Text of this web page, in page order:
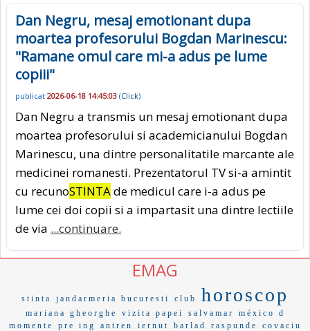
Dan Negru, mesaj emotionant dupa
moartea profesorului Bogdan Marinescu:
"Ramane omul care mi-a adus pe lume
copiii"
publicat 2026-06-18 14:45:03 (Click)
Dan Negru a transmis un mesaj emotionant dupa
moartea profesorului si academicianului Bogdan
Marinescu, una dintre personalitatile marcante ale
medicinei romanesti. Prezentatorul TV si-a amintit
cu recunoSTINTAde medicul care i-a adus pe
lume cei doi copii si a impartasit una dintre lectiile
de via ...continuare.
EMAG
stinta jandarmeria bucuresti club horoscop
mariana gheorghe vizita papei salvamar
méxico d
momente
pre ing antren iernut barlad raspunde covaciu